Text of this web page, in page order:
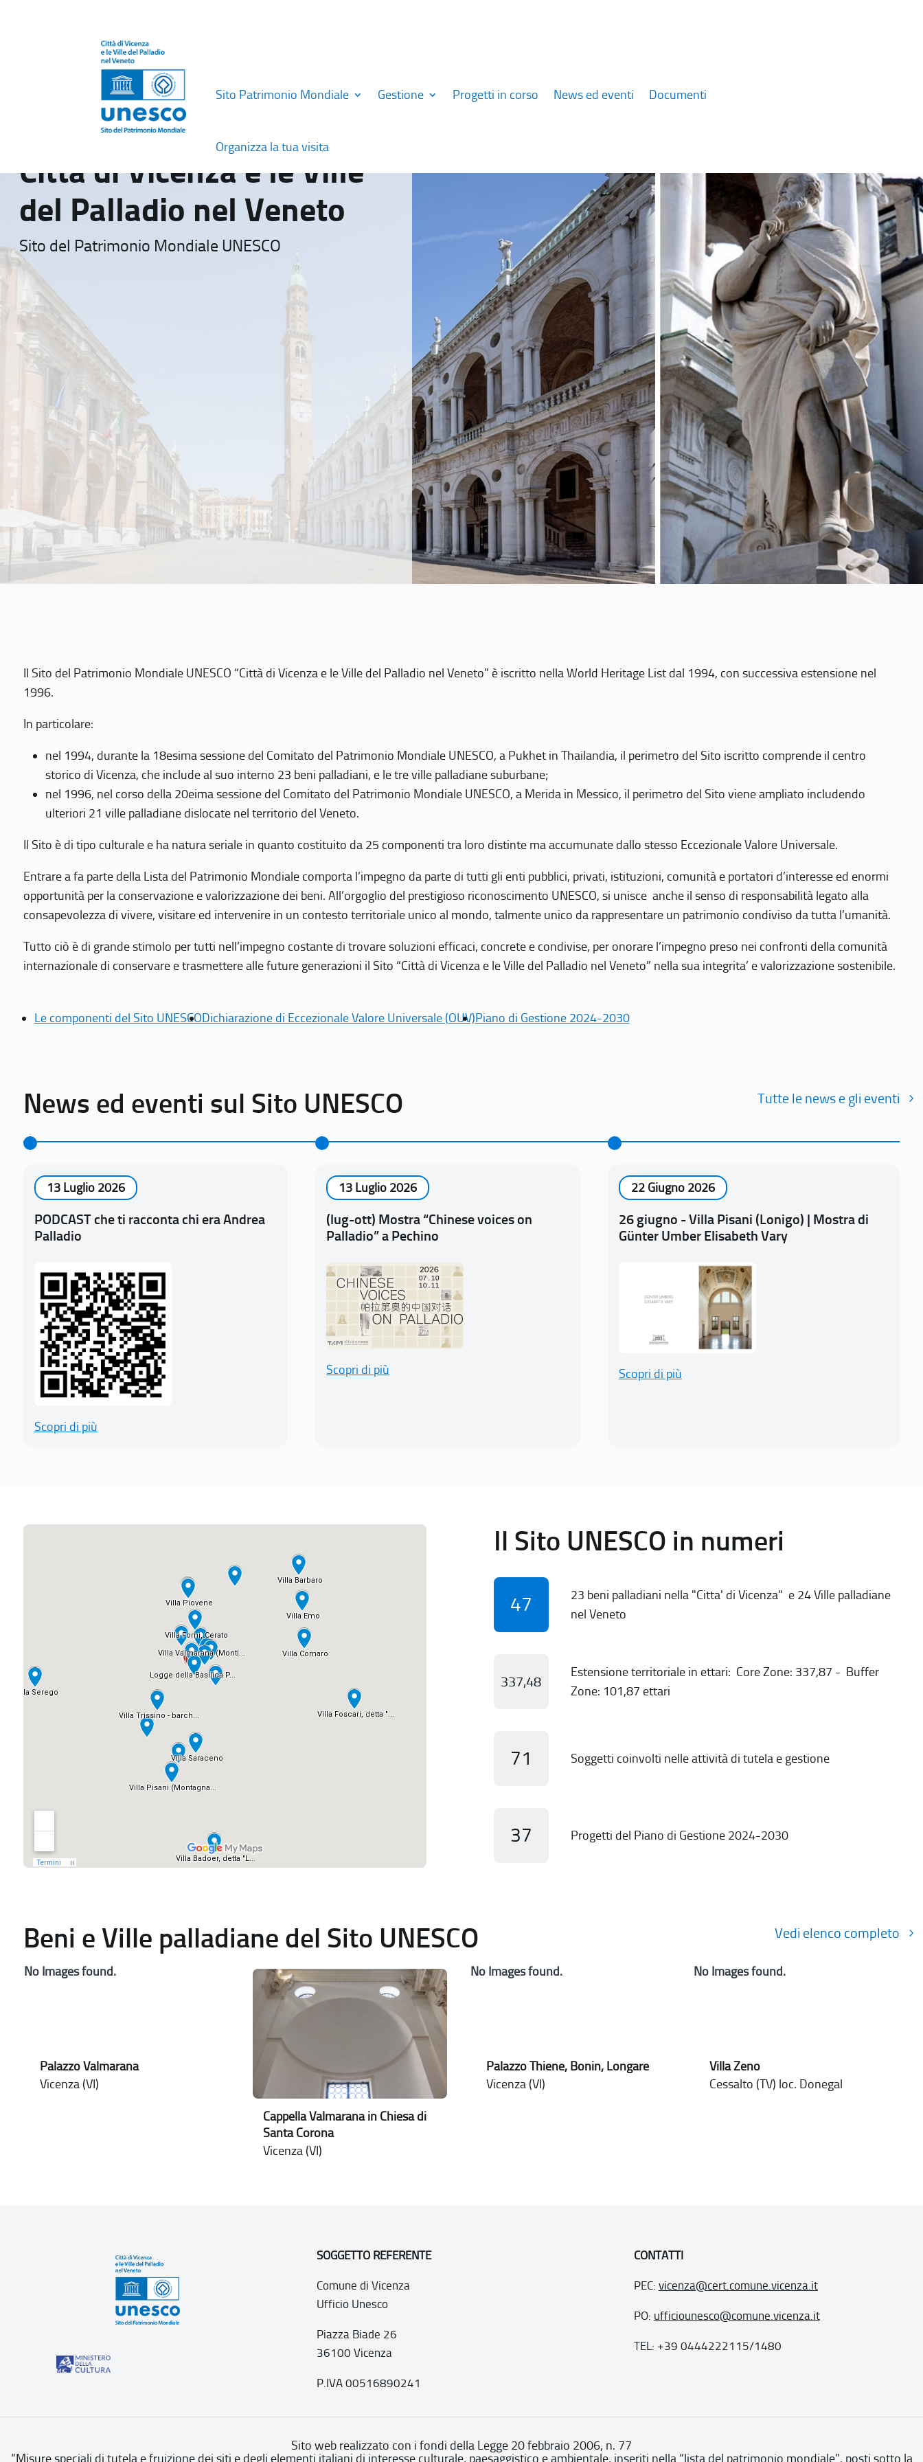
Sito Patrimonio Mondiale Gestione Progetti in corso News ed eventi Documenti
Organizza la tua visita
Città di Vicenza e le Ville
del Palladio nel Veneto
Sito del Patrimonio Mondiale UNESCO
Il Sito del Patrimonio Mondiale UNESCO “Città di Vicenza e le Ville del Palladio nel Veneto” è iscritto nella World Heritage List dal 1994, con successiva estensione nel
1996.
In particolare:
nel 1994, durante la 18esima sessione del Comitato del Patrimonio Mondiale UNESCO, a Pukhet in Thailandia, il perimetro del Sito iscritto comprende il centro
storico di Vicenza, che include al suo interno 23 beni palladiani, e le tre ville palladiane suburbane;
nel 1996, nel corso della 20eima sessione del Comitato del Patrimonio Mondiale UNESCO, a Merida in Messico, il perimetro del Sito viene ampliato includendo
ulteriori 21 ville palladiane dislocate nel territorio del Veneto.
Il Sito è di tipo culturale e ha natura seriale in quanto costituito da 25 componenti tra loro distinte ma accumunate dallo stesso Eccezionale Valore Universale.
Entrare a fa parte della Lista del Patrimonio Mondiale comporta l’impegno da parte di tutti gli enti pubblici, privati, istituzioni, comunità e portatori d’interesse ed enormi
opportunità per la conservazione e valorizzazione dei beni. All’orgoglio del prestigioso riconoscimento UNESCO, si unisce anche il senso di responsabilità legato alla
consapevolezza di vivere, visitare ed intervenire in un contesto territoriale unico al mondo, talmente unico da rappresentare un patrimonio condiviso da tutta l’umanità.
Tutto ciò è di grande stimolo per tutti nell’impegno costante di trovare soluzioni efficaci, concrete e condivise, per onorare l’impegno preso nei confronti della comunità
internazionale di conservare e trasmettere alle future generazioni il Sito “Città di Vicenza e le Ville del Palladio nel Veneto” nella sua integrita’ e valorizzazione sostenibile.
Le componenti del Sito UNESCODichiarazione di Eccezionale Valore Universale (OUV)Piano di Gestione 2024-2030
News ed eventi sul Sito UNESCO Tutte le news e gli eventi
13 Luglio 2026
PODCAST che ti racconta chi era Andrea
Palladio
Scopri di più
13 Luglio 2026
(lug-ott) Mostra “Chinese voices on
Palladio” a Pechino
Scopri di più
22 Giugno 2026
26 giugno - Villa Pisani (Lonigo) | Mostra di
Günter Umber Elisabeth Vary
Scopri di più
Il Sito UNESCO in numeri
47
23 beni palladiani nella "Citta' di Vicenza" e 24 Ville palladiane
nel Veneto
337,48
Estensione territoriale in ettari: Core Zone: 337,87 - Buffer
Zone: 101,87 ettari
71 Soggetti coinvolti nelle attività di tutela e gestione
37 Progetti del Piano di Gestione 2024-2030
Beni e Ville palladiane del Sito UNESCO Vedi elenco completo
No Images found.
Palazzo Valmarana
Vicenza (VI)
Cappella Valmarana in Chiesa di
Santa Corona
Vicenza (VI)
No Images found.
Palazzo Thiene, Bonin, Longare
Vicenza (VI)
No Images found.
Villa Zeno
Cessalto (TV) loc. Donegal
SOGGETTO REFERENTE
Comune di Vicenza
Ufficio Unesco
Piazza Biade 26
36100 Vicenza
P.IVA 00516890241
CONTATTI
PEC: vicenza@cert.comune.vicenza.it
PO: ufficiounesco@comune.vicenza.it
TEL: +39 0444222115/1480
Sito web realizzato con i fondi della Legge 20 febbraio 2006, n. 77
“Misure speciali di tutela e fruizione dei siti e degli elementi italiani di interesse culturale, paesaggistico e ambientale, inseriti nella “lista del patrimonio mondiale”, posti sotto la